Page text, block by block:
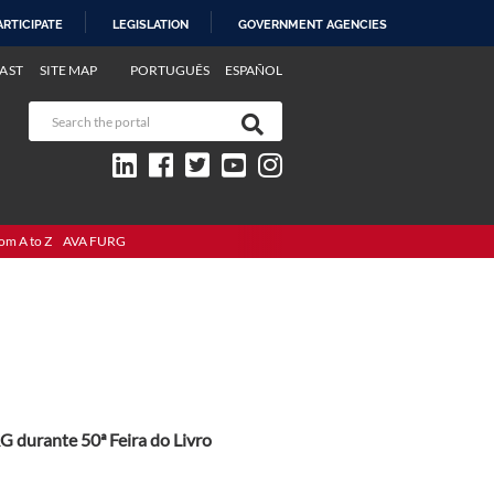
LEGISLATION GOVERNMENT AGENCIES
PORTUGUÊS ESPAÑOL
SITE MAP
A to Z AVA FURG
durante 50ª Feira do Livro